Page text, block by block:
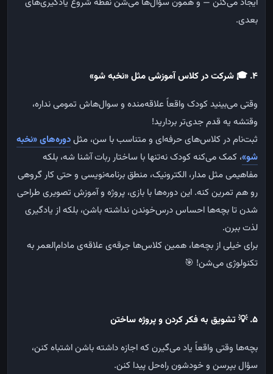
بعدی.
۴.
🎓شرکت در کلاس آموزشی مثل «نخبه شو»
وقتیمی‌بینیدکودک واقعاً علاقه‌منده و سوال‌هاش تمومینداره،
وقتشه یه قدمجدی‌تربردارید!
ثبت‌نامدرکلاس‌هایحرفه‌ای ومتناسببا سن، مثلدوره‌های«نخبه
شو»، کمکمی‌کنهکودکنه‌تنها با ساختاررباتآشنا شه، بلکه
مفاهیمیمثلمدار، الکترونیک، منطقبرنامه‌نویسی وحتیکارگروهی
روهم تمرینکنه. ایندوره‌ها با بازی، پروژه وآموزش تصویری طراحی
شدنتا بچه‌ها احساسدرس‌خوندننداشتهباشن، بلکهاز یادگیری
لذتببرن.
برایخیلیازبچه‌ها، همینکلاس‌ها جرقه‌ی علاقه‌یمادام‌العمربه
تکنولوژیمی‌شن! 🎯
۵.
💡تشویق به فکر کردن و پروژه ساختن
بچه‌ها وقتی واقعاً یادمی‌گیرنکهاجازهداشتهباشناشتباهکنن،
سؤالبپرسن وخودشونراه‌حلپیدا کنن.